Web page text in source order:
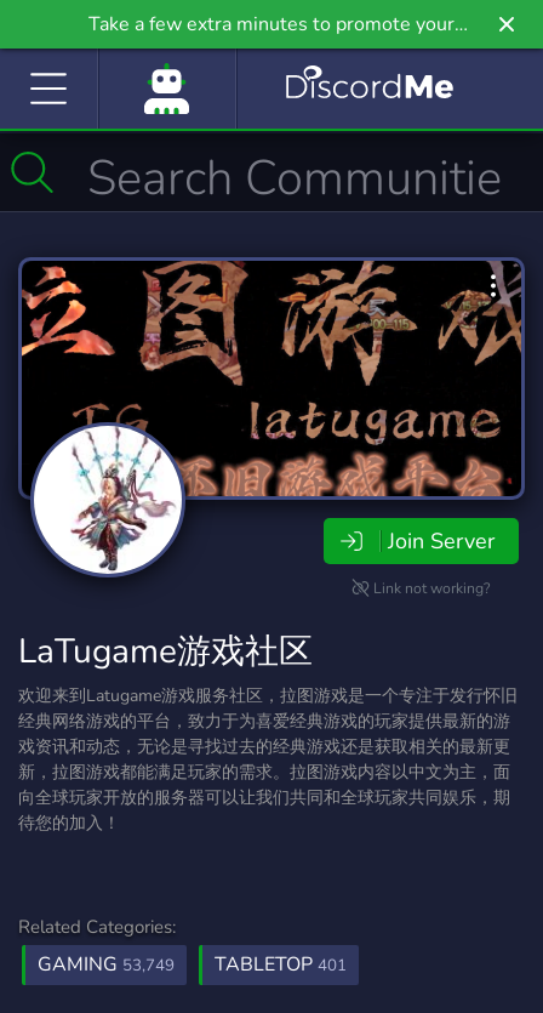
Take a few extra minutes to promote your
community even further on Griv.io, our newest
Join Server
Link not working?
LaTugame游戏社区
欢迎来到Latugame游戏服务社区，拉图游戏是一个专注于发行怀旧
经典网络游戏的平台，致力于为喜爱经典游戏的玩家提供最新的游
戏资讯和动态，无论是寻找过去的经典游戏还是获取相关的最新更
新，拉图游戏都能满足玩家的需求。拉图游戏内容以中文为主，面
向全球玩家开放的服务器可以让我们共同和全球玩家共同娱乐，期
待您的加入！
Related Categories:
GAMING 53,749 TABLETOP 401